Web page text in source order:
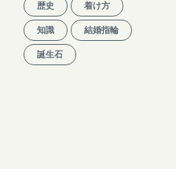
歴史 着け方
知識 結婚指輪
誕生石